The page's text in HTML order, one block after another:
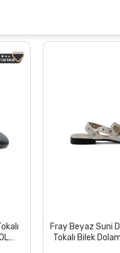
Fray Beyaz Suni
Tokalı Bilek